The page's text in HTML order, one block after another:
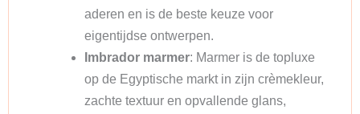
aderen en is de beste keuze voor
eigentijdse ontwerpen.
Imbrador marmer: Marmer is de topluxe
op de Egyptische markt in zijn crèmekleur,
zachte textuur en opvallende glans,